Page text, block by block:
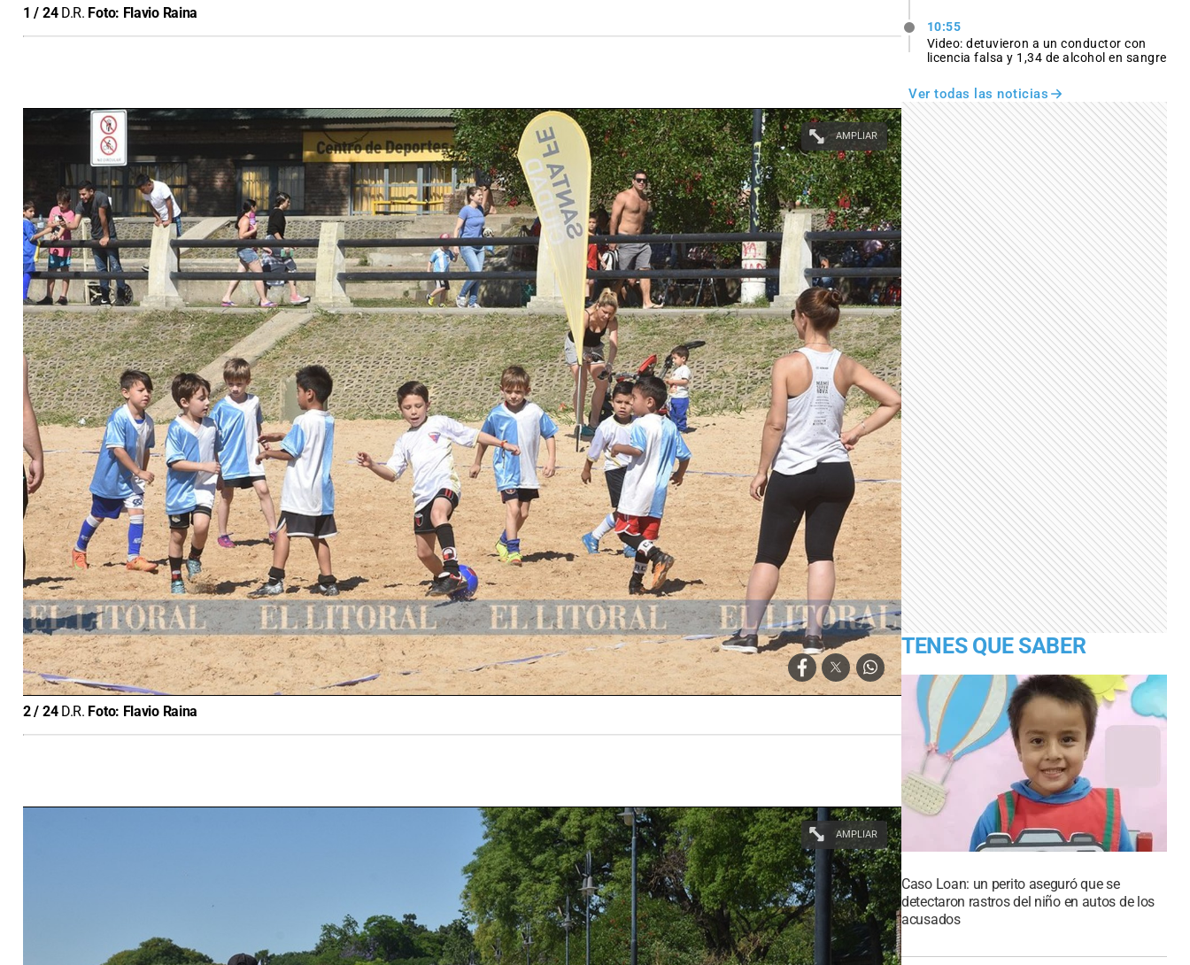
1 / 24 D.R. Foto: Flavio Raina
AMPLIAR
2/ 24 D.R. Foto: Flavio Raina
AMPLIAR
10:55
Video: detuvieron a un conductor con
licencia falsa y 1,34 de alcohol en sangre
Ver todas las noticias
TENES QUE SABER
Caso Loan: un perito aseguró que se
detectaron rastros del niño en autos de los
acusados